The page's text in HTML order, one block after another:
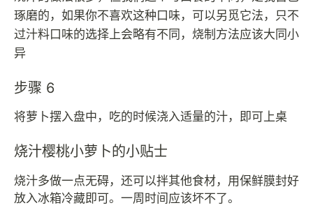
琢磨的，如果你不喜欢这种口味，可以另觅它法，只不
过汁料口味的选择上会略有不同，烧制方法应该大同小
异
步骤 6
将萝卜摆入盘中，吃的时候浇入适量的汁，即可上桌
烧汁樱桃小萝卜的小贴士
烧汁多做一点无碍，还可以拌其他食材，用保鲜膜封好
放入冰箱冷藏即可。一周时间应该坏不了。